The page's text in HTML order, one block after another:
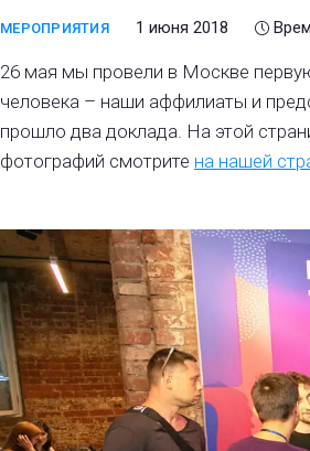
МЕРОПРИЯТИЯ 1 июня 2018
26 мая мы провели в Москве
человека – наши аффилиаты и
прошло два доклада. На этой
фотографий смотрите на нашей